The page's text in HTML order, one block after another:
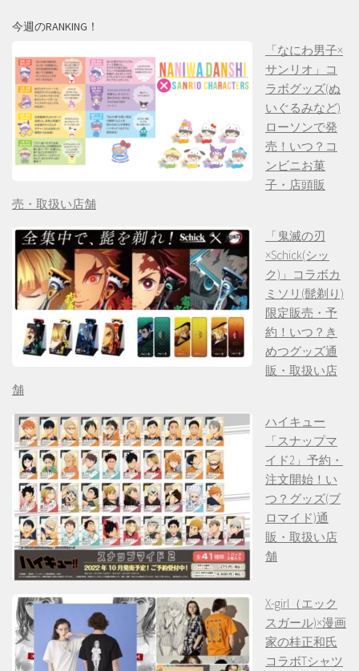
今週のRANKING！
「なにわ男子×
サンリオ」コ
ラボグッズ(ぬ
いぐるみなど)
ローソンで発
売！いつ？コ
ンビニお菓
子・店頭販
売・取扱い店舗
「鬼滅の刃
×Schick(シッ
ク)」コラボカ
ミソリ(髭剃り)
限定販売・予
約！いつ？き
めつグッズ通
販・取扱い店
舗
ハイキュー
「スナップマ
イド2」予約・
注文開始！い
つ？グッズ(ブ
ロマイド)通
販・取扱い店
舗
X-girl（エック
スガール)×漫画
家の桂正和氏
コラボTシャツ